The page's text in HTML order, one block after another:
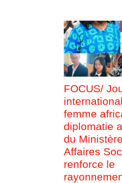
FOCUS/
femme
diplomatie
du
Affaires
renforce le